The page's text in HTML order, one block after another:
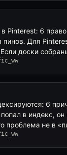
Pinterest: 6
пинов. Для
доски
6
попал в индекс,
проблема не в